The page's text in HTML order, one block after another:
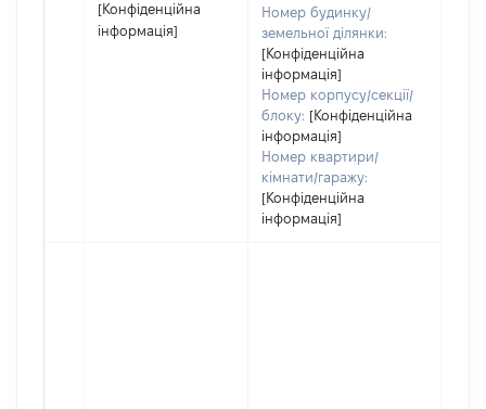
[Конфіденційна
інформація]
Номер будинку/
земельної ділянки:
[Конфіденційна
інформація]
Номер корпусу/секції/
блоку: [Конфіденційна
інформація]
Номер квартири/
кімнати/гаражу:
[Конфіденційна
інформація]